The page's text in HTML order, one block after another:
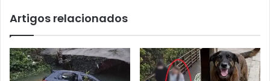
Artigos relacionados